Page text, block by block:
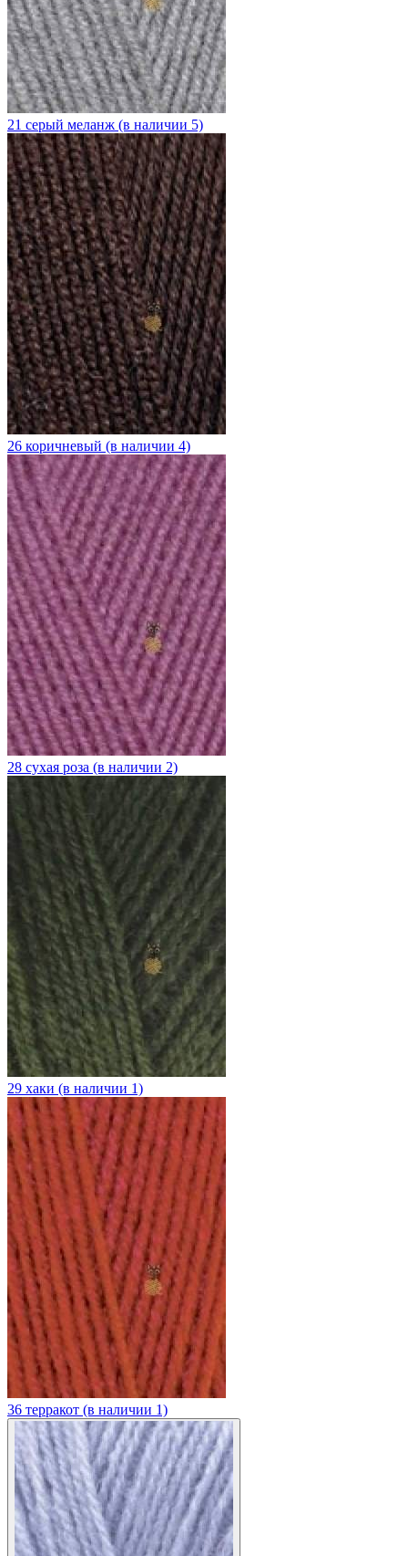
21 серый меланж (в наличии 5)
26 коричневый (в наличии 4)
28 сухая роза (в наличии 2)
29 хаки (в наличии 1)
36 терракот (в наличии 1)